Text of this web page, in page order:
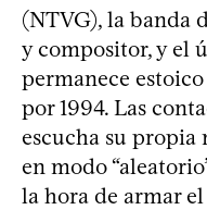
(NTVG), la banda
y compositor, y el
permanece
por 1994. Las
escucha su propia
en modo
la hora de armar